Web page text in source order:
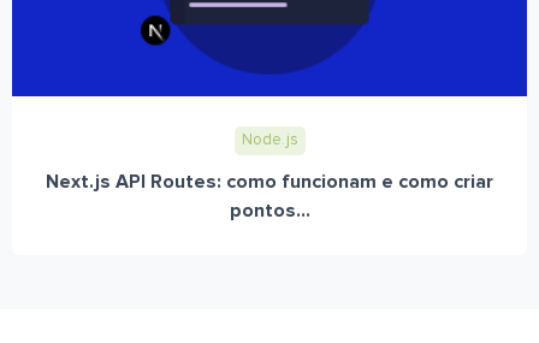
Node.js
Next.js API Routes: como funcionam e como criar
pontos...